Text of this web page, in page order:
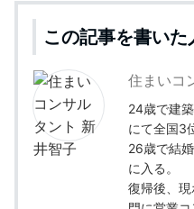
この記事を書いた
住まいコ
24歳で建
にて全国3
26歳で結
に入る。
復帰後、